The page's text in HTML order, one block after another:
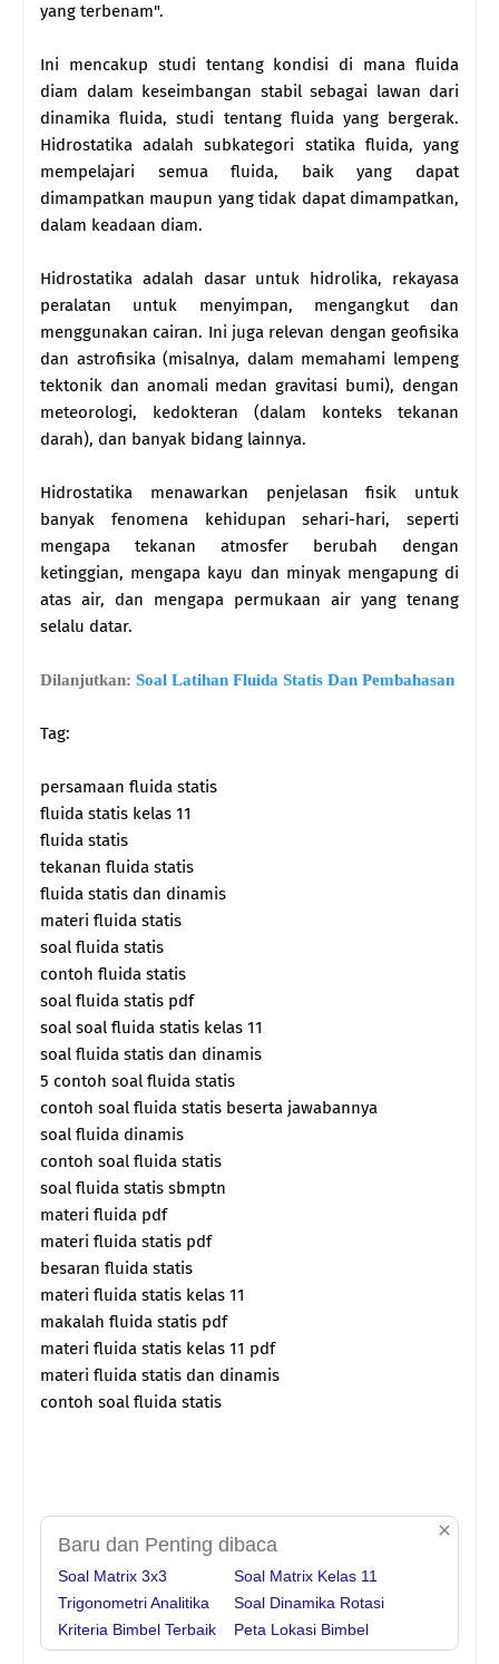
yang terbenam".
Ini mencakup studi tentang kondisi di mana fluida
diam dalam keseimbangan stabil sebagai lawan dari
dinamika fluida, studi tentang fluida yang bergerak.
Hidrostatika adalah subkategori statika fluida, yang
mempelajari semua fluida, baik yang dapat
dimampatkan maupun yang tidak dapat dimampatkan,
dalam keadaan diam.
Hidrostatika adalah dasar untuk hidrolika, rekayasa
peralatan untuk menyimpan, mengangkut dan
menggunakan cairan. Ini juga relevan dengan geofisika
dan astrofisika (misalnya, dalam memahami lempeng
tektonik dan anomali medan gravitasi bumi), dengan
meteorologi, kedokteran (dalam konteks tekanan
darah), dan banyak bidang lainnya.
Hidrostatika menawarkan penjelasan fisik untuk
banyak fenomena kehidupan sehari-hari, seperti
mengapa tekanan atmosfer berubah dengan
ketinggian, mengapa kayu dan minyak mengapung di
atas air, dan mengapa permukaan air yang tenang
selalu datar.
Dilanjutkan: Soal Latihan Fluida Statis Dan Pembahasan
Tag:
persamaan fluida statis
fluida statis kelas 11
fluida statis
tekanan fluida statis
fluida statis dan dinamis
materi fluida statis
soal fluida statis
contoh fluida statis
soal fluida statis pdf
soal soal fluida statis kelas 11
soal fluida statis dan dinamis
5 contoh soal fluida statis
contoh soal fluida statis beserta jawabannya
soal fluida dinamis
contoh soal fluida statis
soal fluida statis sbmptn
materi fluida pdf
materi fluida statis pdf
besaran fluida statis
materi fluida statis kelas 11
makalah fluida statis pdf
materi fluida statis kelas 11 pdf
materi fluida statis dan dinamis
contoh soal fluida statis
Baru dan Penting dibaca
Soal Matrix 3x3
Trigonometri Analitika
Kriteria Bimbel Terbaik
Soal Matrix Kelas 11
Soal Dinamika Rotasi
Peta Lokasi Bimbel